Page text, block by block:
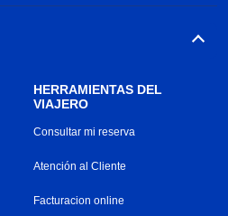
HERRAMIENTAS DEL
VIAJERO
Consultar mi reserva
Atención al Cliente
Facturacion online